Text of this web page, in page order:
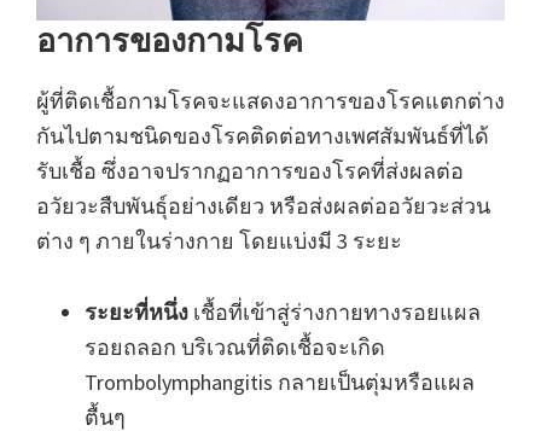
อาการของกามโรค
ผู้ที่ติดเชื้อกามโรคจะแสดงอาการของโรคแตกต่าง
กันไปตามชนิดของโรคติดต่อทางเพศสัมพันธ์ที่ได้
รับเชื้อ ซึ่งอาจปรากฏอาการของโรคที่ส่งผลต่อ
อวัยวะสืบพันธุ์อย่างเดียว หรือส่งผลต่ออวัยวะส่วน
ต่าง ๆ ภายในร่างกาย โดยแบ่งมี 3 ระยะ
ระยะที่หนึ่ง เชื้อที่เข้าสู่ร่างกายทางรอยแผล
รอยถลอก บริเวณที่ติดเชื้อจะเกิด
Trombolymphangitis กลายเป็นตุ่มหรือแผล
ตื้นๆ